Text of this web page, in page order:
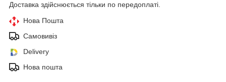
Доставка здійснюється тільки по передоплаті.
Нова Пошта
Самовивіз
Delivery
Нова пошта